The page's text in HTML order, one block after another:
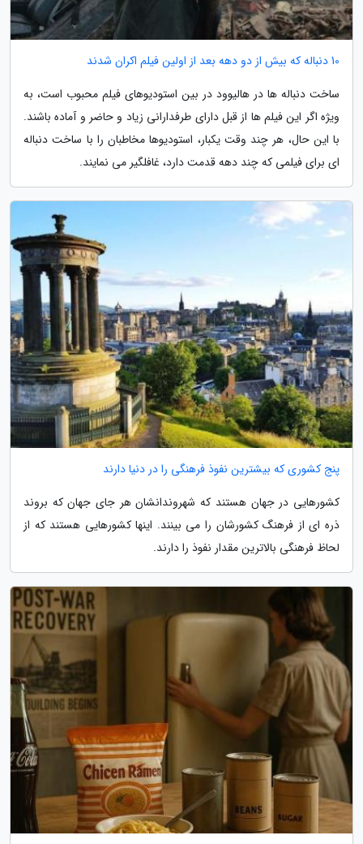
10 دنباله که بیش از دو دهه بعد از اولین فیلم اکران شدند
ساخت دنباله ها در هالیوود در بین استودیوهای فیلم محبوب است، به
ویژه اگر این فیلم ها از قبل دارای طرفدارانی زیاد و حاضر و آماده باشند.
با این حال، هر چند وقت یکبار، استودیوها مخاطبان را با ساخت دنباله
ای برای فیلمی که چند دهه قدمت دارد، غافلگیر می نمایند.
پنج کشوری که بیشترین نفوذ فرهنگی را در دنیا دارند
کشورهایی در جهان هستند که شهروندانشان هر جای جهان که بروند
ذره ای از فرهنگ کشورشان را می بینند. اینها کشورهایی هستند که از
لحاظ فرهنگی بالاترین مقدار نفوذ را دارند.